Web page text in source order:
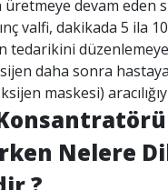
üretmeye devam eden
valfi, dakikada 5 ila
tedarikini düzenlemeye
daha sonra
maskesi)
Nelere